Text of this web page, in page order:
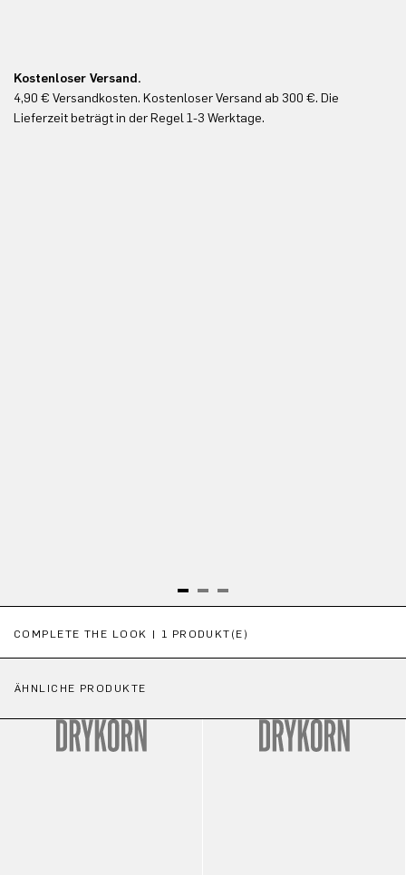
Kostenloser Versand.
4,90 € Versandkosten. Kostenloser Versand ab 300 €. Die
Lieferzeit beträgt in der Regel 1-3 Werktage.
COMPLETE THE LOOK | 1 PRODUKT(E)
ÄHNLICHE PRODUKTE